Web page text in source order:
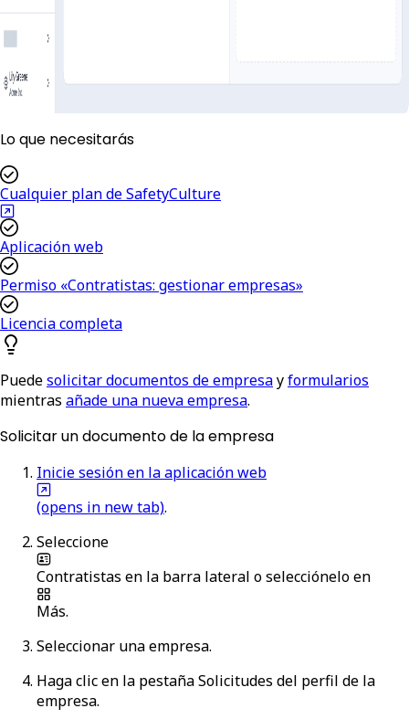
Lo que necesitarás
Cualquier plan de SafetyCulture
Aplicación web
Permiso «Contratistas: gestionar empresas»
Licencia completa
Puedesolicitar documentos de empresayformularios
mientras añade una nueva empresa.
Solicitar un documento de la empresa
Inicie sesión en la aplicación web
(opens in new tab).
Seleccione
Contratistas en la barra lateral o selecciónelo en
Más.
Seleccionar una empresa.
Haga clic en la pestañaSolicitudes del perfil de la
empresa.